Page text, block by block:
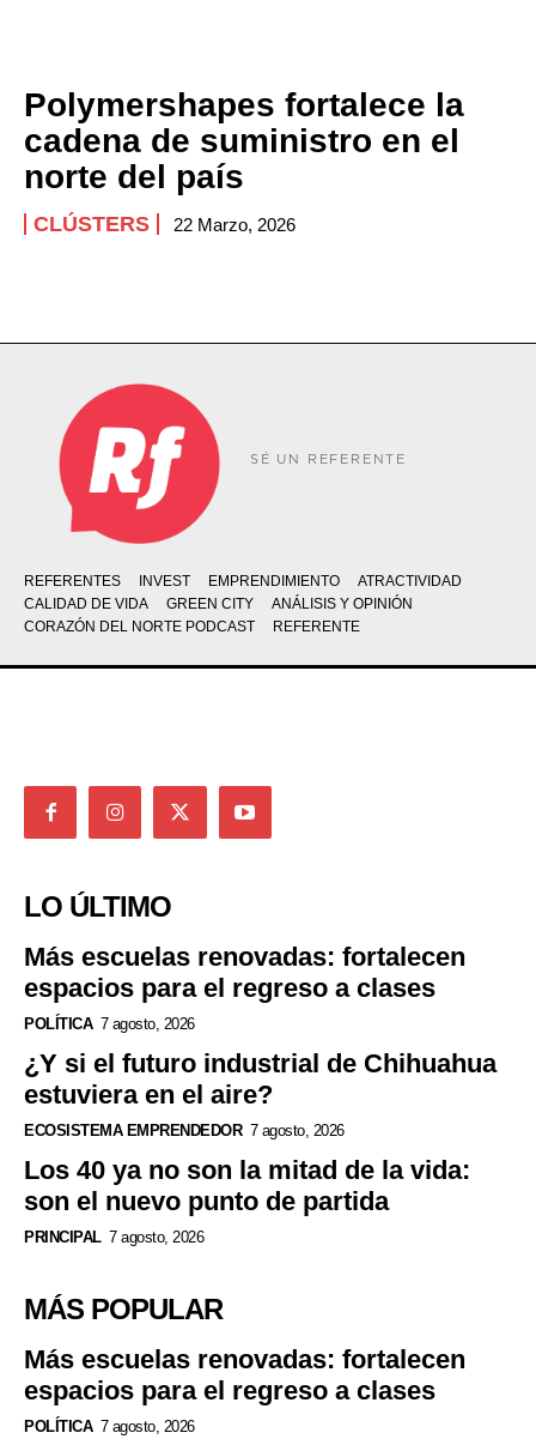
Polymershapes fortalece la
cadena de suministro en el
norte del país
CLÚSTERS 22 Marzo, 2026
SÉ UN REFERENTE
REFERENTES INVEST EMPRENDIMIENTO
ATRACTIVIDAD
CALIDAD DE VIDA
GREEN CITY
ANÁLISIS Y OPINIÓN
CORAZÓN DEL NORTE PODCAST
REFERENTE
LO ÚLTIMO
Más escuelas renovadas: fortalecen
espacios para el regreso a clases
POLÍTICA 7 agosto, 2026
¿Y si el futuro industrial de Chihuahua
estuviera en el aire?
ECOSISTEMA EMPRENDEDOR 7 agosto, 2026
Los 40 ya no son la mitad de la vida:
son el nuevo punto de partida
PRINCIPAL 7 agosto, 2026
MÁS POPULAR
Más escuelas renovadas: fortalecen
espacios para el regreso a clases
POLÍTICA 7 agosto, 2026